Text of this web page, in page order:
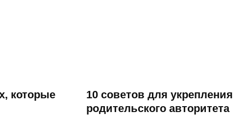
которые
10 советов для укрепления
родительского авторитета